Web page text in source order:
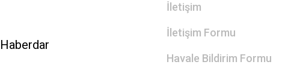
İletişim
İletişim Formu
Havale Bildirim Formu